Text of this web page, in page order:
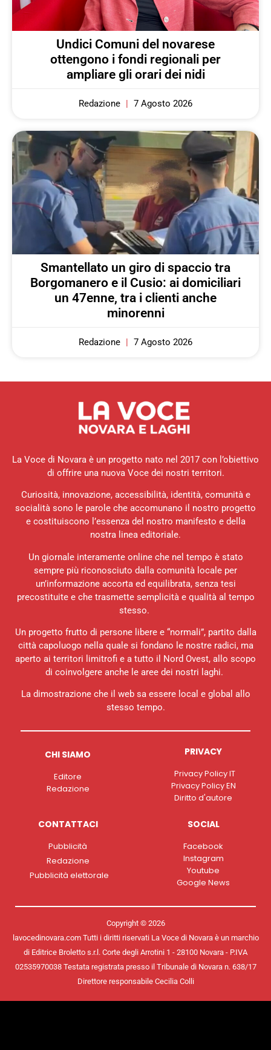
Undici Comuni del novarese
ottengono i fondi regionali per
ampliare gli orari dei nidi
Redazione 7 Agosto 2026
Smantellato un giro di spaccio tra
Borgomanero e il Cusio: ai domiciliari
un 47enne, tra i clienti anche
minorenni
Redazione 7 Agosto 2026
La Voce di Novara è un progetto nato nel 2017 con l’obiettivo
di offrire una nuova Voce dei nostri territori.
Curiosità, innovazione, accessibilità, identità, comunità e
socialità sono le parole che accomunano il nostro progetto
e costituiscono l’essenza del nostro manifesto e della
nostra linea editoriale.
Un giornale interamente online che nel tempo è stato
sempre più riconosciuto dalla comunità locale per
un’informazione accorta ed equilibrata, senza tesi
precostituite e che trasmette semplicità e qualità al tempo
stesso.
Un progetto frutto di persone libere e “normali”, partito dalla
città capoluogo nella quale si fondano le nostre radici, ma
aperto ai territori limitrofi e a tutto il Nord Ovest, allo scopo
di coinvolgere anche le aree dei nostri laghi.
La dimostrazione che il web sa essere local e global allo
stesso tempo.
CHI SIAMO
Editore
Redazione
PRIVACY
Privacy Policy IT
Privacy Policy EN
Diritto d'autore
CONTATTACI
Pubblicità
Redazione
Pubblicità elettorale
SOCIAL
Facebook
Instagram
Youtube
Google News
Copyright © 2026
lavocedinovara.com Tutti i diritti riservati La Voce di Novara è un marchio
di Editrice Broletto s.r.l. Corte degli Arrotini 1 - 28100 Novara - P.IVA
02535970038 Testata registrata presso il Tribunale di Novara n. 638/17
Direttore responsabile Cecilia Colli